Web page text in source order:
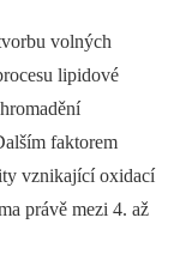
volných
lipidové
faktorem
vznikající oxidací
právě mezi 4. až